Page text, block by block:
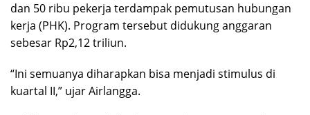
dan 50 ribu pekerja terdampak pemutusan hubungan
kerja (PHK). Program tersebut didukung anggaran
sebesar Rp2,12 triliun.
“Ini semuanya diharapkan bisa menjadi stimulus di
kuartal II,” ujar Airlangga.